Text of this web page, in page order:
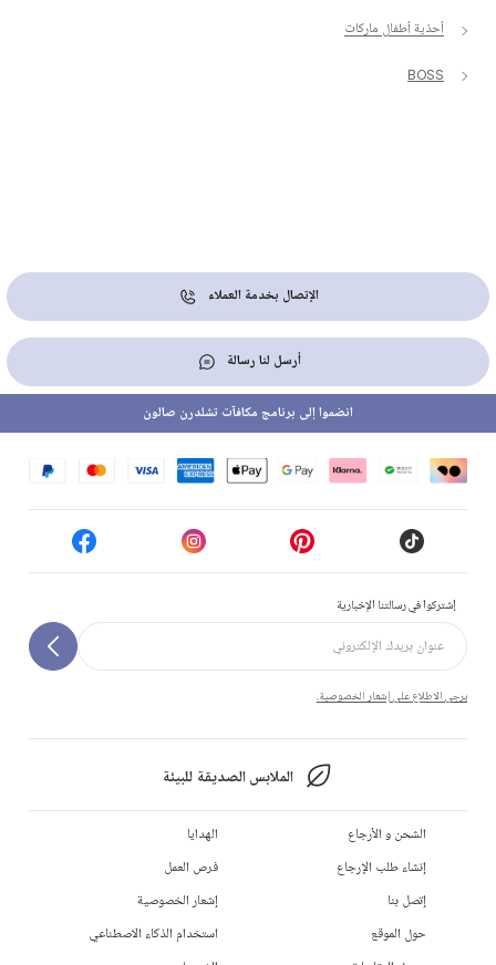
أحذية أطفال ماركات
BOSS
الإتصال بخدمة العملاء
أرسل لنا رسالة
إشتركوا في رسالتنا الإخبارية
يرجى الاطلاع على إشعار الخصوصية.
الملابس الصديقة للبيئة
انضموا إلى برنامج مكافآت تشلدرن صالون
الشحن و الأرجاع
إنشاء طلب الإرجاع
إتصل بنا
حول الموقع
الهدايا
فرص العمل
إشعار الخصوصية
استخدام الذكاء الاصطناعي